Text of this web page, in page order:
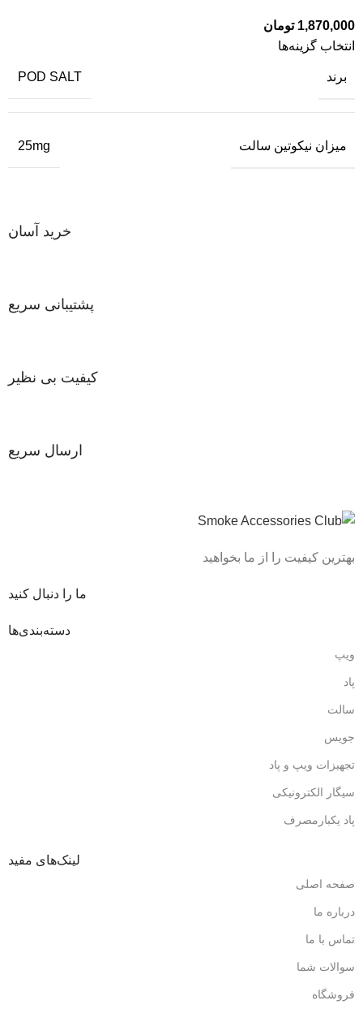
1,870,000 تومان
انتخاب گزینه‌ها
برند POD SALT
میزان نیکوتین سالت 25mg
خرید آسان
پشتیبانی سریع
کیفیت بی نظیر
ارسال سریع
بهترین کیفیت را از ما بخواهید
ما را دنبال کنید
دسته‌بندی‌ها
ویپ
پاد
سالت
جویس
تجهیزات ویپ و پاد
سیگار الکترونیکی
پاد یکبارمصرف
لینک‌های مفید
صفحه اصلی
درباره ما
تماس با ما
سوالات شما
فروشگاه